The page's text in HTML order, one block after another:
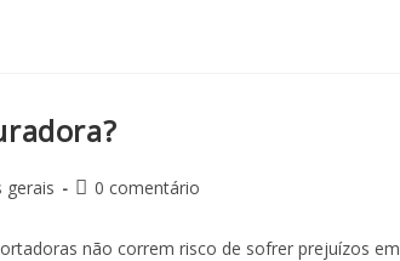
gerais 0 comentário
não correm risco de sofrer prejuízos em